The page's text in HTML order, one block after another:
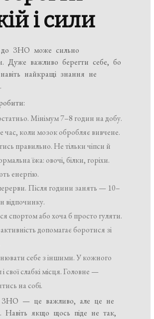
і сили
до ЗНО може сильно
Дуже важливо берегти себе, бо
навіть найкращі знання не
Мінімум 7–8 годин на добу.
коли мозок обробляє вивчене.
правильно. Не тільки чіпси й
їжа: овочі, білки, горіхи.
енергію.
Після години занять — 10–
відпочинку.
спортом або хоча б просто гуляти.
допомагає боротися зі
себе з іншими. У кожного
і свої слабкі місця. Головне —
на собі.
ЗНО — це важливо, але це не
Навіть якщо щось піде не так,